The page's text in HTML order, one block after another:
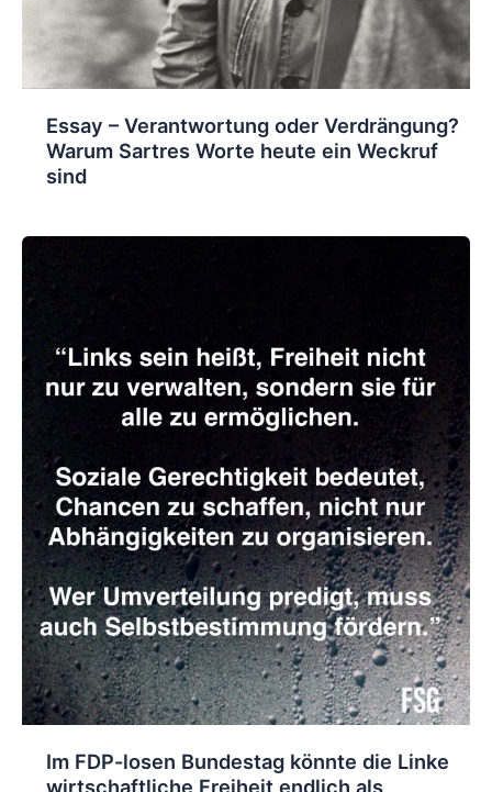
Essay – Verantwortung oder Verdrängung?
Warum Sartres Worte heute ein Weckruf
sind
Im FDP-losen Bundestag könnte die Linke
wirtschaftliche Freiheit endlich als